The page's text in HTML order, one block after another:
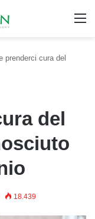
prenderci cura del
del
18.439